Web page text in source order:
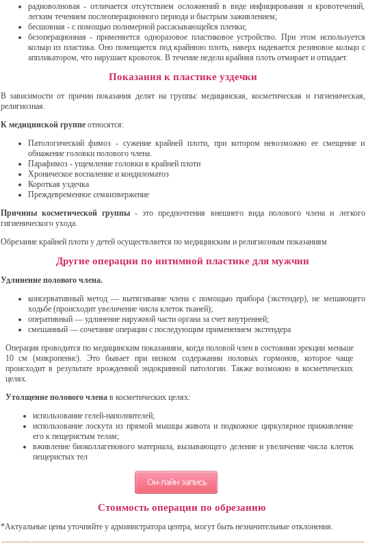
радиоволновая - отличается отсутствием осложнений в виде инфицирования и кровотечений,
легким течением послеоперационного периода и быстрым заживлением;
бесшовная - с помощью полимерной рассасывающейся пленки;
безоперационная - применяется одноразовое пластиковое устройство. При этом используется
кольцо из пластика. Оно помещается под крайнюю плоть, наверх надевается резиновое кольцо с
аппликатором, что нарушает кровоток. В течение недели крайняя плоть отмирает и отпадает.
Показания к пластике уздечки
В зависимости от причин показания делят на группы: медицинская, косметическая и гигиеническая,
религиозная.
К медицинской группеотносятся:
Патологический фимоз - сужение крайней плоти, при котором невозможно ее смещение и
обнажение головки полового члена.
Парафимоз - ущемление головки в крайней плоти
Хроническое воспаление и кондиломатоз
Короткая уздечка
Преждевременное семяизвержение
Причины косметической группы- это предпочтения внешнего вида полового члена и легкого
гигиенического ухода.
Обрезание крайней плоти у детей осуществляется по медицинским и религиозным показаниям
Другие операции по интимной пластике для мужчин
Удлинение полового члена.
консервативный метод — вытягивание члена с помощью прибора (экстендер), не мешающего
ходьбе (происходит увеличение числа клеток тканей);
оперативный — удлинение наружной части органа за счет внутренней;
смешанный — сочетание операции с последующим применением экстендера
Операция проводится по медицинским показаниям, когда половой член в состоянии эрекции меньше
10 см (микропенис). Это бывает при низком содержании половых гормонов, которое чаще
происходит в результате врожденной эндокринной патологии. Также возможно в косметических
целях.
Утолщение полового члена в косметических целях:
использование гелей-наполнителей;
использование лоскута из прямой мышцы живота и подкожное циркулярное приживление
его к пещеристым телам;
вживление биоколлагенового материала, вызывающего деление и увеличение числа клеток
пещеристых тел
Стоимость операции по обрезанию
*Актуальные цены уточняйте у администратора центра, могут быть незначительные отклонения.